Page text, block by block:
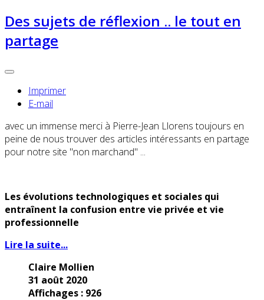
Des sujets de réflexion .. le tout en
partage
Imprimer
E-mail
avec un immense merci à Pierre-Jean Llorens toujours en
peine de nous trouver des articles intéressants en partage
pour notre site "non marchand" ...
Les évolutions technologiques et sociales qui
entraînent la confusion entre vie privée et vie
professionnelle
Lire la suite...
Claire Mollien
31 août 2020
Affichages : 926